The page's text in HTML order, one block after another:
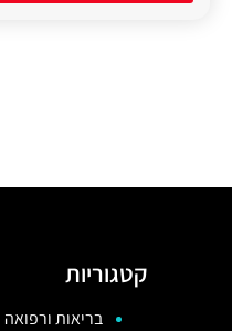
קטגוריות
בריאות ורפואה